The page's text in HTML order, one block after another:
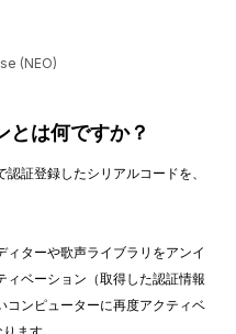
(NEO)
とは何ですか？
証登録したシリアルコードを、
ターや歌声ライブラリをアンイ
ィベーション（取得した認証情報
コンピューターに再度アクティベ